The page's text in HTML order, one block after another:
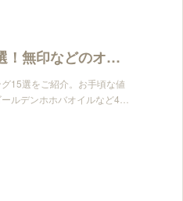
ホホバオイルおすすめ人気ランキング15選！無印などのオーガニック商品を紹介！
15選をご紹介。お手頃な値
ルデンホホバオイルなど4…